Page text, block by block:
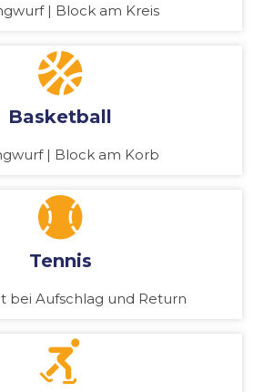
| Block am Kreis
Basketball
| Block am Korb
Tennis
bei Aufschlag und Return